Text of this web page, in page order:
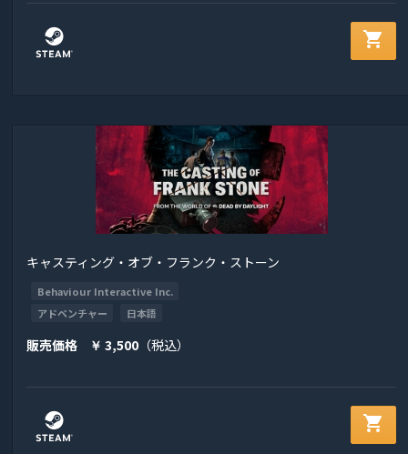
shopping_cart
キャスティング・オブ・フランク・ストーン
Behaviour Interactive Inc.
アドベンチャー
日本語
販売価格 ￥ 3,500 （税込）
shopping_cart